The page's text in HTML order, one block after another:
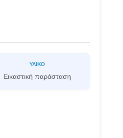
ΥΛΙΚΌ
Εικαστική παράσταση